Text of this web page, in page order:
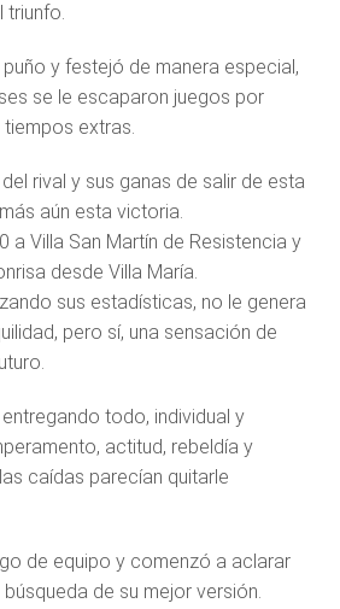
triunfo.
y festejó de manera especial,
se le escaparon juegos por
extras.
rival y sus ganas de salir de esta
aún esta victoria.
a Villa San Martín de Resistencia y
desde Villa María.
sus estadísticas, no le genera
pero sí, una sensación de
entregando todo, individual y
actitud, rebeldía y
caídas parecían quitarle
de equipo y comenzó a aclarar
de su mejor versión.